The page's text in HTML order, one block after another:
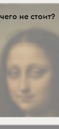
не стоит?